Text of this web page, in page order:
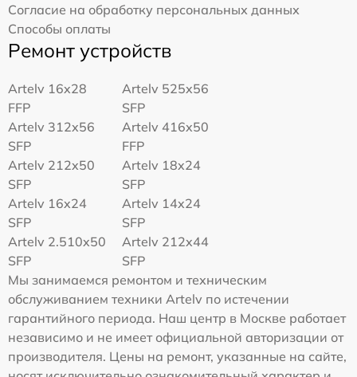
Согласие на обработку персональных данных
Способы оплаты
Ремонт устройств
Artelv 16x28
FFP
Artelv 525x56
SFP
Artelv 312x56
SFP
Artelv 416x50
FFP
Artelv 212x50
SFP
Artelv 18x24
SFP
Artelv 16x24
SFP
Artelv 14x24
SFP
Artelv 2.510x50
SFP
Artelv 212x44
SFP
Мы занимаемся ремонтом и техническим
обслуживанием техники Artelv по истечении
гарантийного периода. Наш центр в Москве работает
независимо и не имеет официальной авторизации от
производителя. Цены на ремонт, указанные на сайте,